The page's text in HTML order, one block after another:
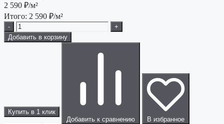
2 590 ₽/м²
Итого: 2 590 ₽/м²
-
+
Добавить в корзину
Купить в 1 клик
Добавить к сравнению
В избранное